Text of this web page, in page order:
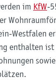
im KfW-
Westfalen
enthalten